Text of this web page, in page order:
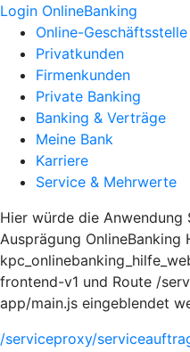
Login OnlineBanking
Online-Geschäftsstelle
Privatkunden
Firmenkunden
Private Banking
Banking & Verträge
Meine Bank
Karriere
Service & Mehrwerte
Hier würde die
Ausprägung OnlineBanking
frontend-v1 und Route /
app/main.js eingeblendet
/serviceproxy/